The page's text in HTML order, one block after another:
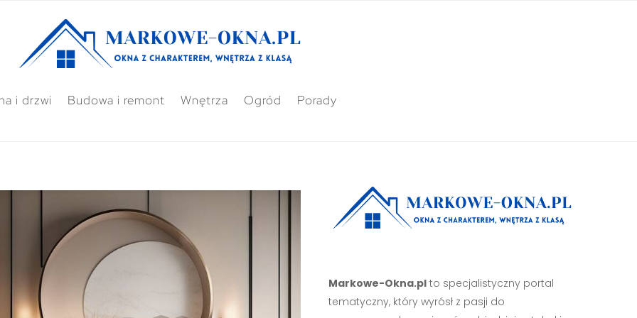
i drzwi Budowa i remont Wnętrza Ogród Porady
Markowe-Okna.plto specjalistyczny portal
tematyczny, który wyrósł z pasji do